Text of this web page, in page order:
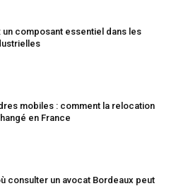
un composant essentiel dans les
mobiles : comment la relocation
en France
consulter un avocat Bordeaux peut